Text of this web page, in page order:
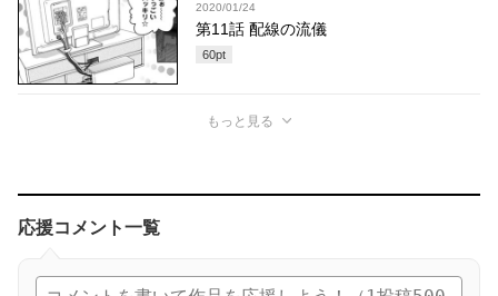
2020/01/24
第11話 配線の流儀
60pt
もっと見る
応援コメント一覧